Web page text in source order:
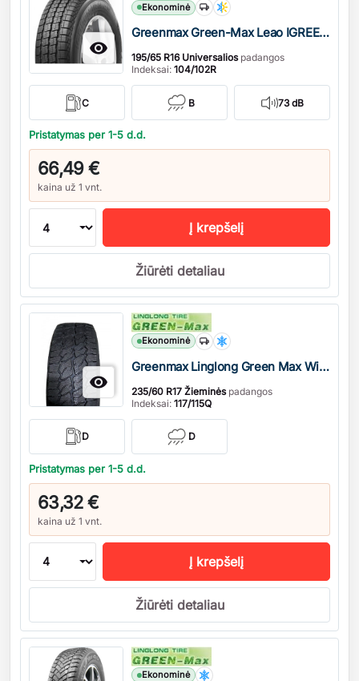

Ekonominė
Greenmax Green-Max Leao IGREEN VAN 4 SEASON M+S
195/65 R16 Universaliospadangos
Indeksai: 104/102R
C B 73 dB
Pristatymas per 1-5 d.d.
66,49 €
kaina už 1 vnt.
Į krepšelį
Žiūrėti detaliau

Ekonominė
Greenmax Linglong Green Max Winter Grip Van 2 Studdable
235/60 R17 Žieminėspadangos
Indeksai: 117/115Q
D D
Pristatymas per 1-5 d.d.
63,32 €
kaina už 1 vnt.
Kiekis
Į krepšelį
Žiūrėti detaliau
Ekonominė
Kiekis